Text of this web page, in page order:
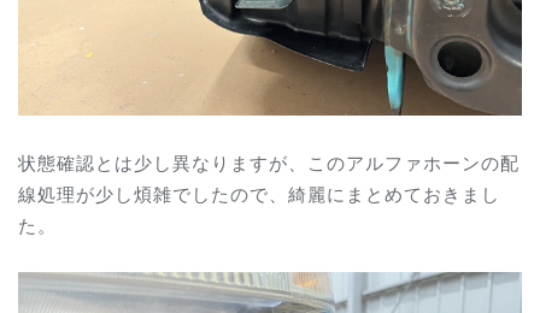
状態確認とは少し異なりますが、このアルファホーンの配
線処理が少し煩雑でしたので、綺麗にまとめておきまし
た。